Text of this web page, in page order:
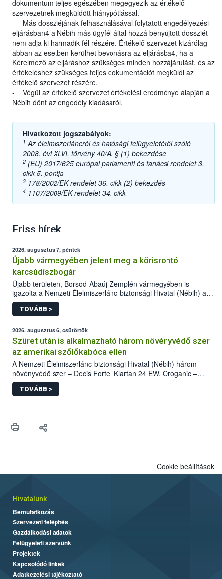
dokumentum teljes egészében megegyezik az értékelő
szervezetnek megküldött hiánypótlással.
- Más dossziéjának felhasználásával folytatott engedélyezési
eljárásban4 a Nébih más ügyfél által hozzá benyújtott dossziét
nem adja ki harmadik fél részére. Értékelő szervezet kizárólag
abban az esetben kerülhet bevonásra az eljárásba4, ha a
Kérelmező az eljáráshoz szükséges minden hozzájárulást, és az
értékeléshez szükséges teljes dokumentációt megküldi az
értékelő szervezet részére.
- Végül az értékelő szervezet értékelési eredménye alapján a
Nébih dönt az engedély kiadásáról.
Hivatkozott jogszabályok:
1 Az élelmiszerláncról és hatósági felügyeletéről szóló
2008. évi XLVI. törvény 40/A. § (1) bekezdése
2 (EU) 2017/625 európai parlamenti és tanácsi rendelet 3.
cikk 5. pontja
3 178/2002/EK rendelet 36. cikk (2) bekezdés
4 1107/2009/EK rendelet 34. cikk
Friss hírek
2026. augusztus 7, péntek
Újabb vármegyében jelent meg a kőrisrontó
karcsúdíszbogár
Újabb területen, Borsod-Abaúj-Zemplén vármegyében is
igazolta a Nemzeti Élelmiszerlánc-biztonsági Hivatal (Nébih) a
kőrisrontó karcsúdíszbogár (Agrilus planipennis) jelenlétét. A
kártevőt nem csak színcsapdában találták meg, de már fertőzött
az intenzív felderítést, emellett az intézkedéseket a szlovák
hatósággal is összehangolják a terjedés megállítása érdekében.
TOVÁBB >
2026. augusztus 6, csütörtök
Szüret után is alkalmazható három növényvédő szer
az amerikai szőlőkabóca ellen
A Nemzeti Élelmiszerlánc-biztonsági Hivatal (Nébih) három
növényvédő szer – Decis Forte, Klartan 24 EW, Oroganic –
engedélyokiratát módosította, így azok a szüretet követően,
egészen a vesszőérettség (BBCH 91) stádiumáig
érésű szőlőkben is legyen lehetőség a károsító elleni további
felhasználók számára is elérhető és ökológiai termesztésben is
TOVÁBB >
Cookie beállítások
Hivatalunk
Bemutatkozás
Szervezeti felépítés
Gazdálkodási adatok
Felügyeleti szervünk
Projektek
Kapcsolódó linkek
Adatkezelési tájékoztató